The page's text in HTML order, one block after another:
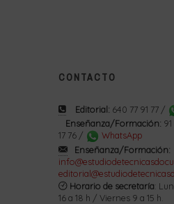
CONTACTO
Editorial: 640 77 91 77 /
Enseñanza/Formación:
17 76 /
WhatsApp
Enseñanza/Formación:
Horario de secretaría:
16 a 18 h / Viernes 9 a 15 h.